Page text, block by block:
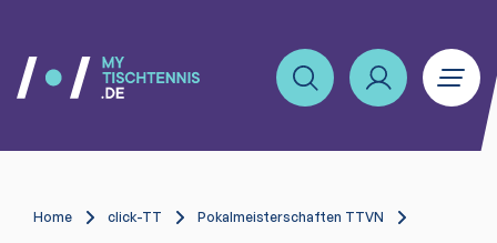
Home click-TT Pokalmeisterschaften TTVN